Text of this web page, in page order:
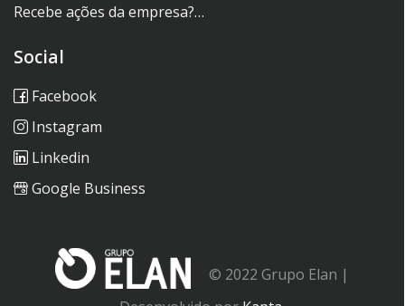
Recebe ações da empresa?…
Social
Facebook
Instagram
Linkedin
Google Business
© 2022 Grupo Elan |